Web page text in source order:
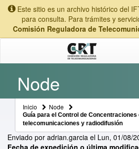
Este sitio es un archivo histórico del
para consulta. Para trámites y
Comisión Reguladora de
Node
Inicio Node
Guía para el Control de
telecomunicaciones y radiodifusión
Enviado por adrian.garcia el Lun, 01/08/
Fecha de expedición o última